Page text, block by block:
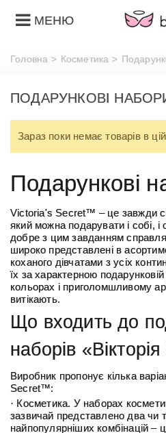
МЕНЮ
Головна > Косметика >
ПОДАРУНКОВІ
Зараз поки немає товарів в цій
Подарункові
Victoria's Secret™ – це завжди
який можна подарувати і собі,
добре з цим завданням
широко представлені в
коханого дівчатами з усіх
їх за характерною
кольорах і приголомшливому
витікають.
Що входить до
наборів
Виробник пропонує кілька
Secret™:
· Косметика. У наборах
зазвичай представлено два чи
найпопулярніших комбінацій